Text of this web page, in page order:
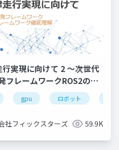
行実現に向けて 2 ～次世代
フレームワークROS2のビ
底理解～
）
gpu ロボット
社フィックスターズ 59.9K